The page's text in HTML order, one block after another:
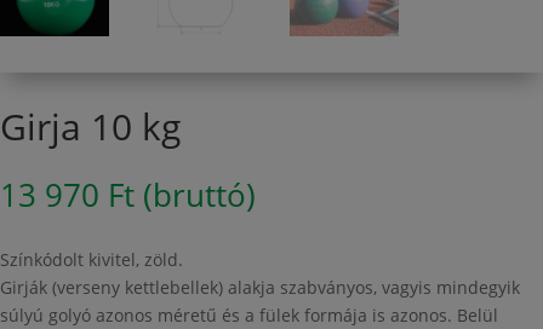
Girja 10 kg
13 970 Ft (bruttó)
Színkódolt kivitel, zöld.
Girják (verseny kettlebellek) alakja szabványos, vagyis mindegyik
súlyú golyó azonos méretű és a fülek formája is azonos. Belül